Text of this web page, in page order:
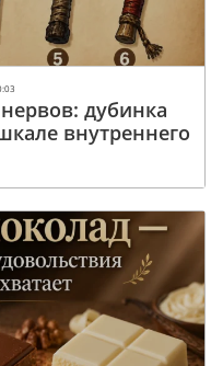
дубинка
внутреннего